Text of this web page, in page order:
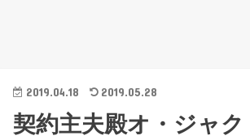
2019.04.18 2019.05.28
契約主夫殿オ・ジャ